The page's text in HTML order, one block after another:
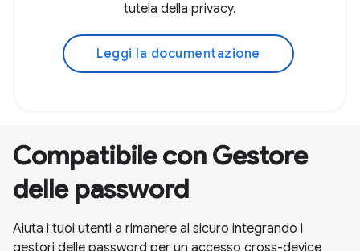
tutela della privacy.
Leggi la documentazione
Compatibile con Gestore
delle password
Aiuta i tuoi utenti a rimanere al sicuro integrando i
gestori delle password per un accesso cross-device